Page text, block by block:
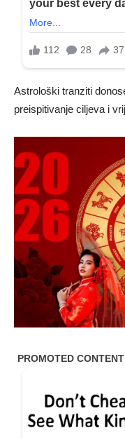
Astrološki tranziti
preispitivanje ciljeva i